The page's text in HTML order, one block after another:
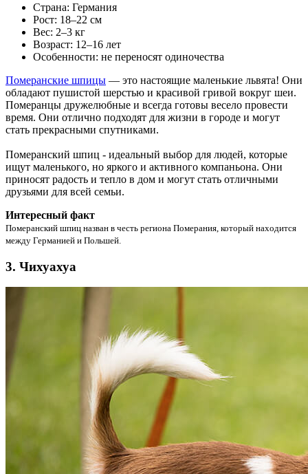
Страна: Германия
Рост: 18–22 см
Вес: 2–3 кг
Возраст: 12–16 лет
Особенности: не переносят одиночества
Померанские шпицы — это настоящие маленькие львята! Они
обладают пушистой шерстью и красивой гривой вокруг шеи.
Померанцы дружелюбные и всегда готовы весело провести
время. Они отлично подходят для жизни в городе и могут
стать прекрасными спутниками.
Померанский шпиц - идеальный выбор для людей, которые
ищут маленького, но яркого и активного компаньона. Они
приносят радость и тепло в дом и могут стать отличными
друзьями для всей семьи.
Интересный факт
Померанский шпиц назван в честь региона Померания, который находится
между Германией и Польшей.
3. Чихуахуа